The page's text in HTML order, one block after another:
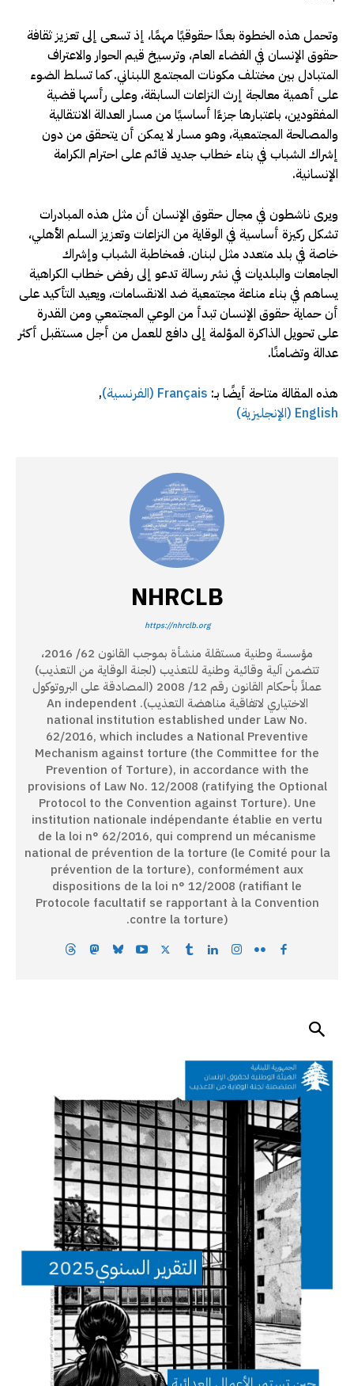
وتحمل هذه الخطوة بعدًا حقوقيًا مهمًا، إذ تسعى إلى تعزيز ثقافة
حقوق الإنسان في الفضاء العام، وترسيخ قيم الحوار والاعتراف
المتبادل بين مختلف مكونات المجتمع اللبناني. كما تسلط الضوء
على أهمية معالجة إرث النزاعات السابقة، وعلى رأسها قضية
المفقودين، باعتبارها جزءًا أساسيًا من مسار العدالة الانتقالية
والمصالحة المجتمعية، وهو مسار لا يمكن أن يتحقق من دون
إشراك الشباب في بناء خطاب جديد قائم على احترام الكرامة
الإنسانية.
ويرى ناشطون في مجال حقوق الإنسان أن مثل هذه المبادرات
تشكل ركيزة أساسية في الوقاية من النزاعات وتعزيز السلم الأهلي،
خاصة في بلد متعدد مثل لبنان. فمخاطبة الشباب وإشراك
الجامعات والبلديات في نشر رسالة تدعو إلى رفض خطاب الكراهية
يساهم في بناء مناعة مجتمعية ضد الانقسامات، ويعيد التأكيد على
أن حماية حقوق الإنسان تبدأ من الوعي المجتمعي ومن القدرة
على تحويل الذاكرة المؤلمة إلى دافع للعمل من أجل مستقبل أكثر
عدالة وتضامنًا.
هذه المقالة متاحة أيضًا بـ: Français
(الفرنسية)
English
(الإنجليزية)
NHRCLB
https://nhrclb.org
مؤسسة وطنية مستقلة منشأة بموجب القانون 62/ 2016،
تتضمن آلية وقائية وطنية للتعذيب (لجنة الوقاية من التعذيب)
عملاً بأحكام القانون رقم 12/ 2008 (المصادقة على البروتوكول
الاختياري لاتفاقية مناهضة التعذيب). An independent
national institution established under Law No.
62/2016, which includes a National Preventive
Mechanism against torture (the Committee for the
Prevention of Torture), in accordance with the
provisions of Law No. 12/2008 (ratifying the Optional
Protocol to the Convention against Torture). Une
institution nationale indépendante établie en vertu
de la loi n° 62/2016, qui comprend un mécanisme
national de prévention de la torture (le Comité pour la
prévention de la torture), conformément aux
dispositions de la loi n° 12/2008 (ratifiant le
Protocole facultatif se rapportant à la Convention
contre la torture).